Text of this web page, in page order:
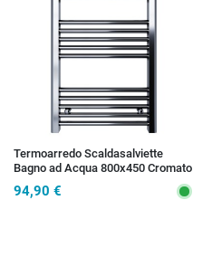
Termoarredo Scaldasalviette
Bagno ad Acqua 800x450 Cromato
94,90 €